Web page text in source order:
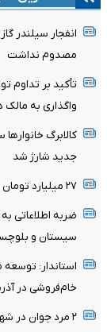
انفجار سیلندر
مصدوم نداشت
تأکید بر تداوم
واگذاری به مالک
کالابرگ
جدید شارژ شد
۲۷ میلیارد تومان پاداش برای شناسایی ماینرها پرداخت شده است
ضربه اطلاعاتی
سیستان و
استاندار:
خام‌فروشی در
۲ مرد جوان در شهر طاقانک چهارمحال و بختیاری غرق شدند